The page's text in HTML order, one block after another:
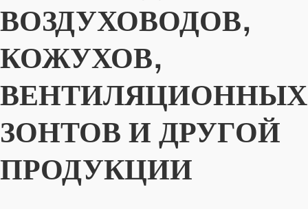
ВОЗДУХОВОДОВ,
КОЖУХОВ,
ВЕНТИЛЯЦИОННЫХ
ЗОНТОВ И ДРУГОЙ
ПРОДУКЦИИ